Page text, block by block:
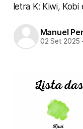
letra K: Kiwi, Kobi
Manuel
02 Set 2025